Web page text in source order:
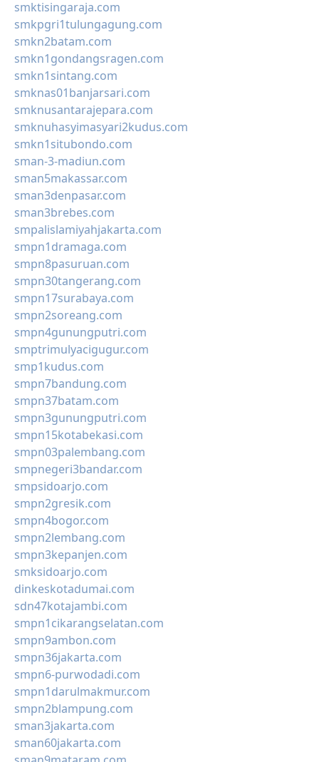
smktisingaraja.com
smkpgri1tulungagung.com
smkn2batam.com
smkn1gondangsragen.com
smkn1sintang.com
smknas01banjarsari.com
smknusantarajepara.com
smknuhasyimasyari2kudus.com
smkn1situbondo.com
sman-3-madiun.com
sman5makassar.com
sman3denpasar.com
sman3brebes.com
smpalislamiyahjakarta.com
smpn1dramaga.com
smpn8pasuruan.com
smpn30tangerang.com
smpn17surabaya.com
smpn2soreang.com
smpn4gunungputri.com
smptrimulyacigugur.com
smp1kudus.com
smpn7bandung.com
smpn37batam.com
smpn3gunungputri.com
smpn15kotabekasi.com
smpn03palembang.com
smpnegeri3bandar.com
smpsidoarjo.com
smpn2gresik.com
smpn4bogor.com
smpn2lembang.com
smpn3kepanjen.com
smksidoarjo.com
dinkeskotadumai.com
sdn47kotajambi.com
smpn1cikarangselatan.com
smpn9ambon.com
smpn36jakarta.com
smpn6-purwodadi.com
smpn1darulmakmur.com
smpn2blampung.com
sman3jakarta.com
sman60jakarta.com